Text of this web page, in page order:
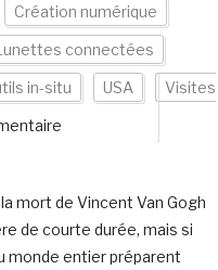
Création numérique
connectées
in-situ USA Visites
mort de Vincent Van Gogh
de courte durée, mais si
monde entier préparent